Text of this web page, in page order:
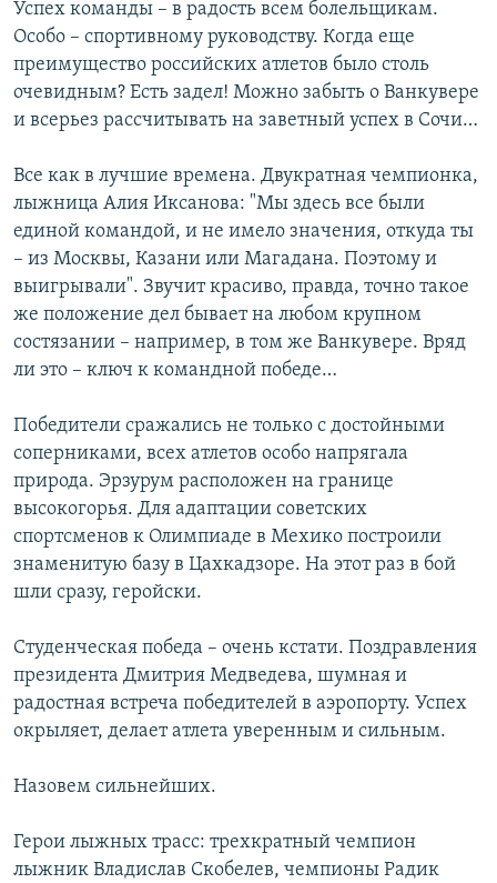
Успех команды – в радость всем болельщикам.
Особо – спортивному руководству. Когда еще
преимущество российских атлетов было столь
очевидным? Есть задел! Можно забыть о Ванкувере
и всерьез рассчитывать на заветный успех в Сочи…
Все как в лучшие времена. Двукратная чемпионка,
лыжница Алия Иксанова: "Мы здесь все были
единой командой, и не имело значения, откуда ты
– из Москвы, Казани или Магадана. Поэтому и
выигрывали". Звучит красиво, правда, точно такое
же положение дел бывает на любом крупном
состязании – например, в том же Ванкувере. Вряд
ли это – ключ к командной победе…
Победители сражались не только с достойными
соперниками, всех атлетов особо напрягала
природа. Эрзурум расположен на границе
высокогорья. Для адаптации советских
спортсменов к Олимпиаде в Мехико построили
знаменитую базу в Цахкадзоре. На этот раз в бой
шли сразу, геройски.
Студенческая победа – очень кстати. Поздравления
президента Дмитрия Медведева, шумная и
радостная встреча победителей в аэропорту. Успех
окрыляет, делает атлета уверенным и сильным.
Назовем сильнейших.
Герои лыжных трасс: трехкратный чемпион
лыжник Владислав Скобелев, чемпионы Радик